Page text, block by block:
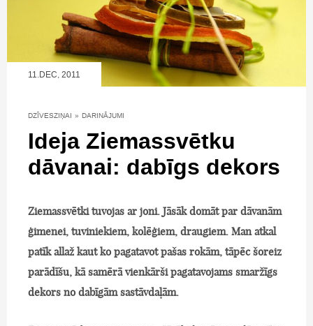
11.DEC, 2011
DZĪVESZIŅAI » DARINĀJUMI
Ideja Ziemassvētku
dāvanai: dabīgs dekors
Ziemassvētki tuvojas ar joni. Jāsāk domāt par dāvanām
ģimenei, tuviniekiem, kolēģiem, draugiem. Man atkal
patīk allaž kaut ko pagatavot pašas rokām, tāpēc šoreiz
parādīšu, kā samērā vienkārši pagatavojams smaržīgs
dekors no dabīgām sastāvdaļām.